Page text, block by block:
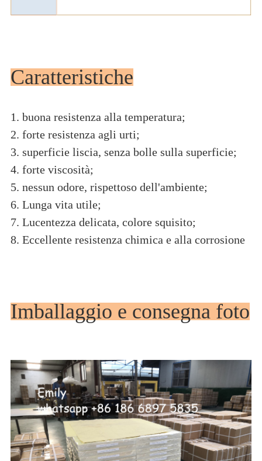
Caratteristiche
1. buona resistenza alla temperatura;
2. forte resistenza agli urti;
3. superficie liscia, senza bolle sulla superficie;
4. forte viscosità;
5. nessun odore, rispettoso dell'ambiente;
6. Lunga vita utile;
7. Lucentezza delicata, colore squisito;
8. Eccellente resistenza chimica e alla corrosione
Imballaggio e consegna foto